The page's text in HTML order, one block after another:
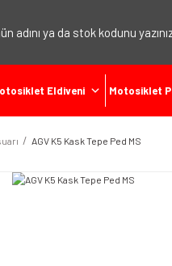
Eldiveni Motosiklet
AGV K5 Kask Tepe Ped MS